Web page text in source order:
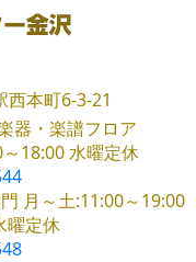
西本町6-3-21
器・楽譜フロア
18:00水曜定休
月～土:11:00～19:00
曜定休